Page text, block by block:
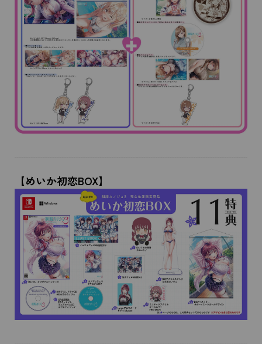
【めいか初恋BOX】